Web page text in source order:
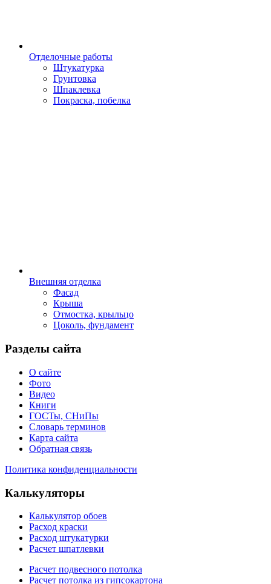
Отделочные работы
Штукатурка
Грунтовка
Шпаклевка
Покраска, побелка
Внешняя отделка
Фасад
Крыша
Отмостка, крыльцо
Цоколь, фундамент
Разделы сайта
О сайте
Фото
Видео
Книги
ГОСТы, СНиПы
Словарь терминов
Карта сайта
Обратная связь
Политика конфиденциальности
Калькуляторы
Калькулятор обоев
Расход краски
Расход штукатурки
Расчет шпатлевки
Расчет подвесного потолка
Расчет потолка из гипсокартона